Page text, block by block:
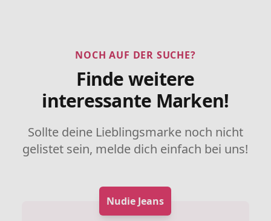
NOCH AUF DER SUCHE?
Finde weitere
interessante Marken!
Sollte deine Lieblingsmarke noch nicht
gelistet sein, melde dich einfach bei uns!
Nudie Jeans